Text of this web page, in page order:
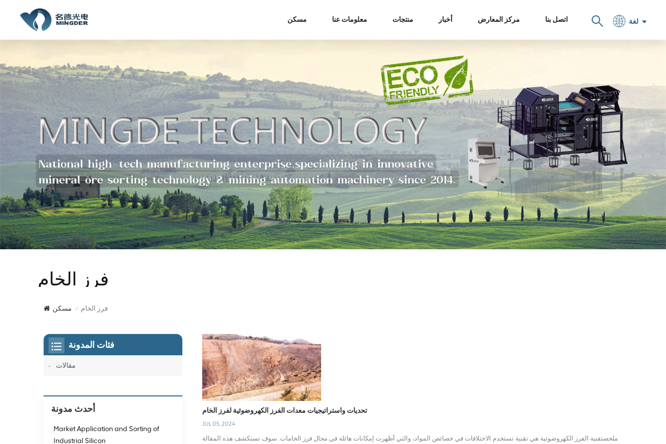
لغة مسكن معلومات عنا منتجات أخبار مركز المعارض اتصل بنا
فرز الخام
مسكن / فرز الخام
تحديات واستراتيجيات معدات الفرز الكهروضوئية لفرز الخام
JUL 05, 2024
ملخصتقنية الفرز الكهروضوئية هي تقنية تستخدم الاختلافات في خصائص المواد، والتي أظهرت إمكانات هائلة في مجال فرز الخامات. سوف تستكشف هذه المقالة
فئات المدونة
مقالات
أحدث مدونة
Market Application and Sorting of
Industrial Silicon